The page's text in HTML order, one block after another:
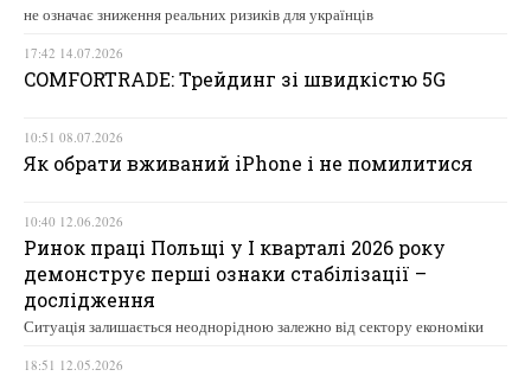
не означає зниження реальних ризиків для українців
17:42 14.07.2026
COMFORTRADE: Трейдинг зі швидкістю 5G
10:51 08.07.2026
Як обрати вживаний iPhone і не помилитися
10:40 12.06.2026
Ринок праці Польщі у І кварталі 2026 року
демонструє перші ознаки стабілізації –
дослідження
Ситуація залишається неоднорідною залежно від сектору економіки
18:51 12.05.2026